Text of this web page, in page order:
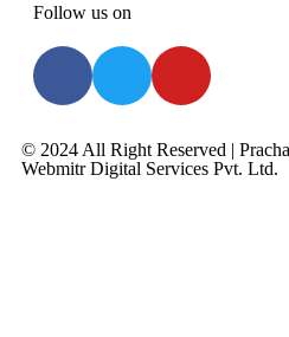
Follow us on
© 2024 All Right Reserved |
Webmitr Digital Services Pvt. Ltd.